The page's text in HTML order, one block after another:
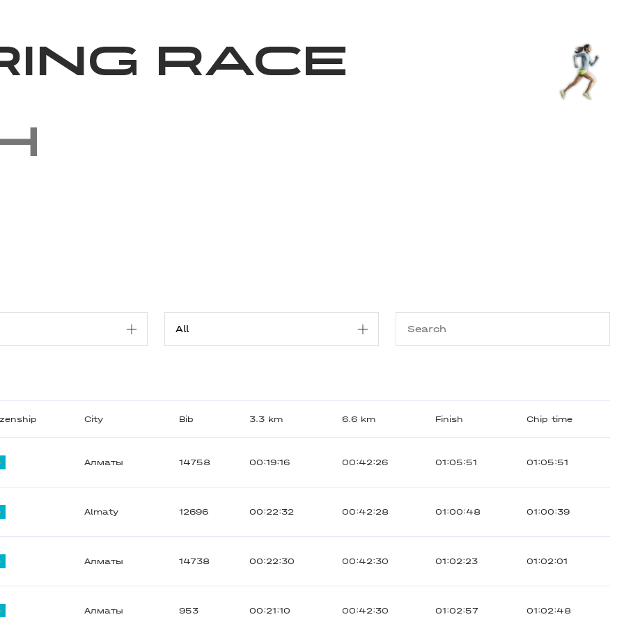
Race
City Bib 3.3 km 6.6 km Finish Chip time
Алматы 14758 00:19:16 00:42:26 01:05:51 01:05:51
Almaty 12696 00:22:32 00:42:28 01:00:48 01:00:39
Алматы 14738 00:22:30 00:42:30 01:02:23 01:02:01
Алматы 953 00:21:10 00:42:30 01:02:57 01:02:48